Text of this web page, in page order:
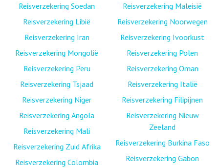
Reisverzekering Soedan
Reisverzekering Libië
Reisverzekering Iran
Reisverzekering Mongolië
Reisverzekering Peru
Reisverzekering Tsjaad
Reisverzekering Niger
Reisverzekering Angola
Reisverzekering Mali
Reisverzekering Zuid Afrika
Reisverzekering Colombia
Reisverzekering Maleisië
Reisverzekering Noorwegen
Reisverzekering Ivoorkust
Reisverzekering Polen
Reisverzekering Oman
Reisverzekering Italië
Reisverzekering Filipijnen
Reisverzekering Nieuw
Zeeland
Reisverzekering Burkina Faso
Reisverzekering Gabon